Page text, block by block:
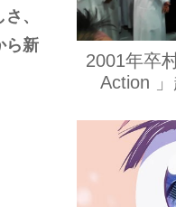
、
ら新
2001年卒
Action